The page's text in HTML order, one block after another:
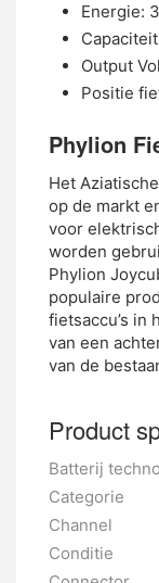
Energie:
Output
Positie
Phylion
Het
op de markt
voor
worden
Phylion
populaire
fietsaccu’s in
van een
van de
Product
Batterij
Categorie
Channel
Conditie